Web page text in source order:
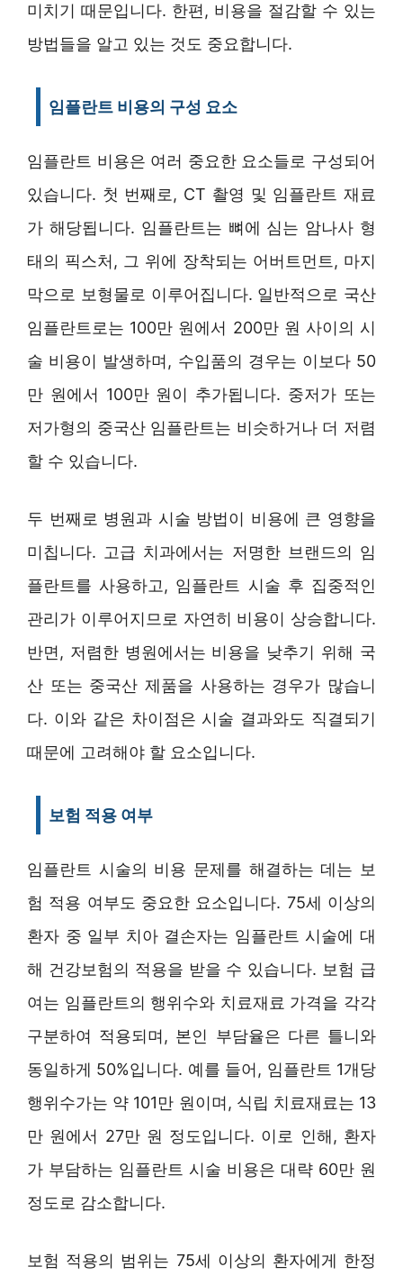
미치기 때문입니다. 한편, 비용을 절감할 수 있는
방법들을 알고 있는 것도 중요합니다.
임플란트 비용의 구성 요소
임플란트 비용은 여러 중요한 요소들로 구성되어
있습니다. 첫 번째로, CT 촬영 및 임플란트 재료
가 해당됩니다. 임플란트는 뼈에 심는 암나사 형
태의 픽스처, 그 위에 장착되는 어버트먼트, 마지
막으로 보형물로 이루어집니다. 일반적으로 국산
임플란트로는 100만 원에서 200만 원 사이의 시
술 비용이 발생하며, 수입품의 경우는 이보다 50
만 원에서 100만 원이 추가됩니다. 중저가 또는
저가형의 중국산 임플란트는 비슷하거나 더 저렴
할 수 있습니다.
두 번째로 병원과 시술 방법이 비용에 큰 영향을
미칩니다. 고급 치과에서는 저명한 브랜드의 임
플란트를 사용하고, 임플란트 시술 후 집중적인
관리가 이루어지므로 자연히 비용이 상승합니다.
반면, 저렴한 병원에서는 비용을 낮추기 위해 국
산 또는 중국산 제품을 사용하는 경우가 많습니
다. 이와 같은 차이점은 시술 결과와도 직결되기
때문에 고려해야 할 요소입니다.
보험 적용 여부
임플란트 시술의 비용 문제를 해결하는 데는 보
험 적용 여부도 중요한 요소입니다. 75세 이상의
환자 중 일부 치아 결손자는 임플란트 시술에 대
해 건강보험의 적용을 받을 수 있습니다. 보험 급
여는 임플란트의 행위수와 치료재료 가격을 각각
구분하여 적용되며, 본인 부담율은 다른 틀니와
동일하게 50%입니다. 예를 들어, 임플란트 1개당
행위수가는 약 101만 원이며, 식립 치료재료는 13
만 원에서 27만 원 정도입니다. 이로 인해, 환자
가 부담하는 임플란트 시술 비용은 대략 60만 원
정도로 감소합니다.
보험 적용의 범위는 75세 이상의 환자에게 한정